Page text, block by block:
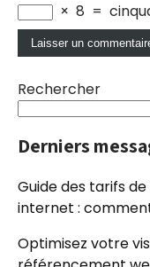
× 8 =
Rechercher
Derniers
Guide des tarifs
internet :
Optimisez votre